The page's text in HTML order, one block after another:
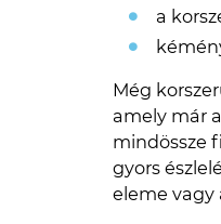
a
Még
amely már
mindössze
gyors
eleme